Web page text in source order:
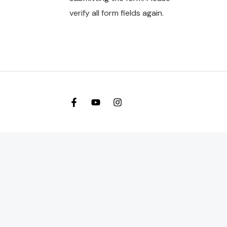
verify all form fields again.